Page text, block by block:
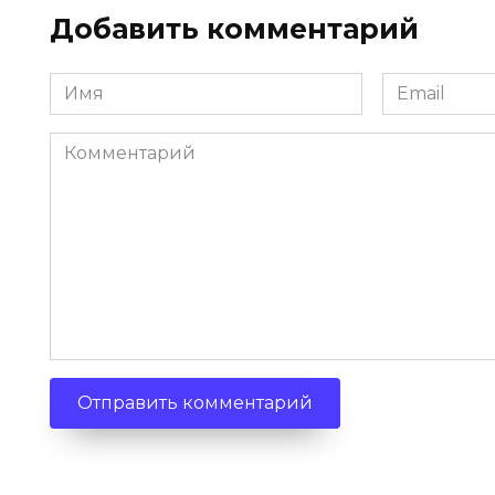
Добавить комментарий
Имя Email
Комментарий